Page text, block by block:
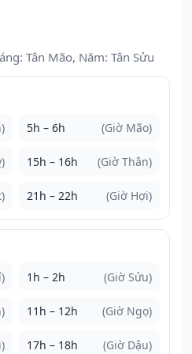
Tân Mão, Năm: Tân Sửu
5h – 6h (Giờ Mão)
15h – 16h (Giờ Thân)
21h – 22h (Giờ Hợi)
1h – 2h (Giờ Sửu)
11h – 12h (Giờ Ngọ)
17h – 18h (Giờ Dậu)